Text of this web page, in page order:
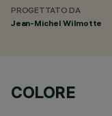
PROGETTATO DA
Jean-Michel Wilmotte
COLORE